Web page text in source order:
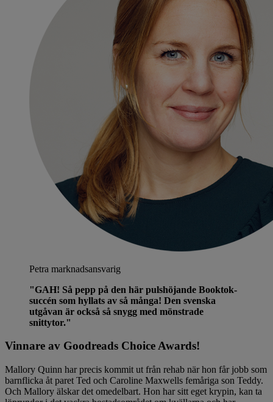
Petra marknadsansvarig
"GAH! Så pepp på den här pulshöjande Booktok-
succén som hyllats av så många! Den svenska
utgåvan är också så snygg med mönstrade
snittytor."
Vinnare av Goodreads Choice Awards!
Mallory Quinn har precis kommit ut från rehab när hon får jobb som
barnflicka åt paret Ted och Caroline Maxwells femåriga son Teddy.
Och Mallory älskar det omedelbart. Hon har sitt eget krypin, kan ta